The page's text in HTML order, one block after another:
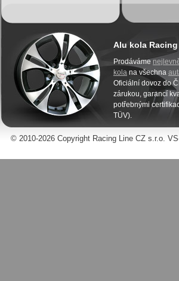
Alu kola
Prodáváme
kola na všechna
Oficiální dovoz do
zárukou, garancí
potřebnými
TÜV).
© 2010-2026 Copyright Racing Line CZ s.r.o.